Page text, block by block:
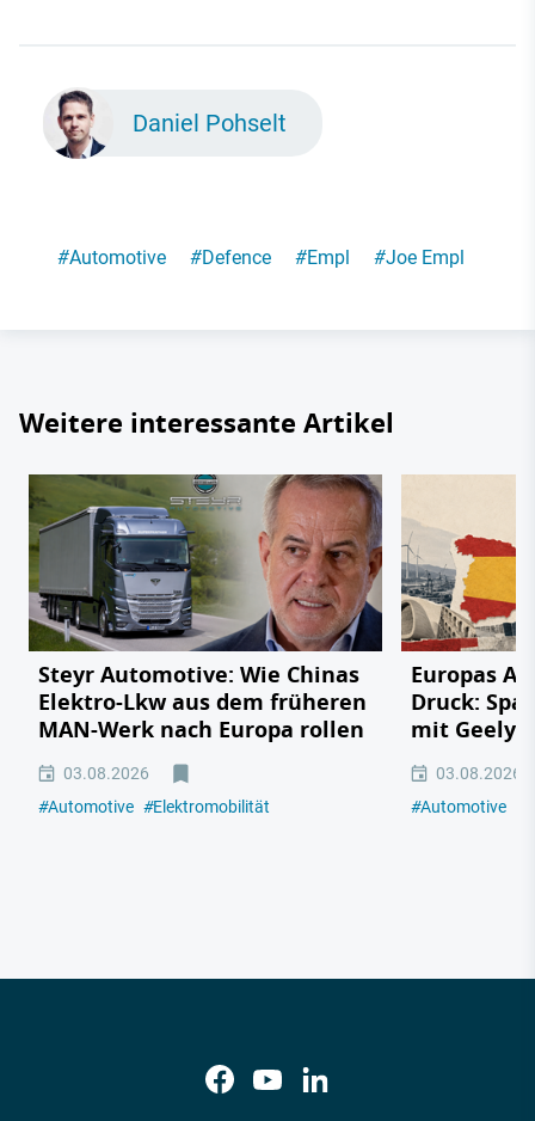
Daniel Pohselt
#Automotive #Defence #Empl #Joe Empl
Weitere interessante Artikel
Steyr Automotive: Wie Chinas
Elektro-Lkw aus dem früheren
MAN-Werk nach Europa rollen
03.08.2026
#Automotive #Elektromobilität
Europas
Druck:
mit Geely,
03.08.2026
#Automotive